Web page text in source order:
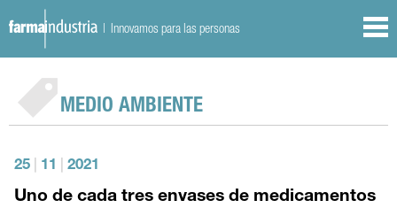
| Innovamos para las personas
MEDIO AMBIENTE
25 11 2021
Uno de cada tres envases de medicamentos